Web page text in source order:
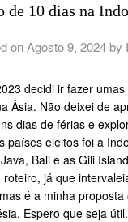
de 10 dias na
onAgosto 9, 2024 by
decidi ir fazer
Ásia. Não deixei de
dias de férias e
países eleitos foi a
Bali e as Gili
já que
é a minha proposta
Espero que seja útil.